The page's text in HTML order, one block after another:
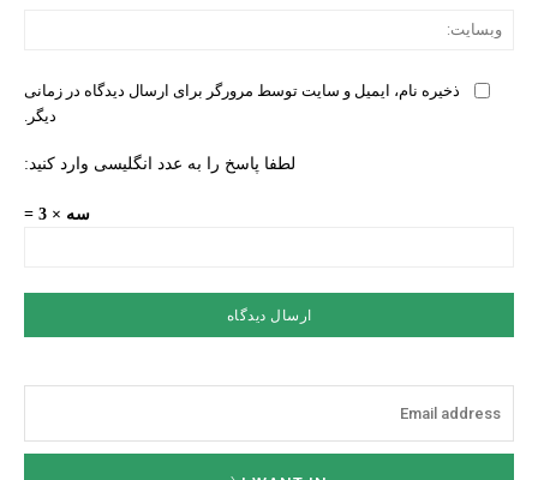
ذخیره نام، ایمیل و سایت توسط مرورگر برای ارسال دیدگاه در زمانی
دیگر.
لطفا پاسخ را به عدد انگلیسی وارد کنید:
سه × 3 =